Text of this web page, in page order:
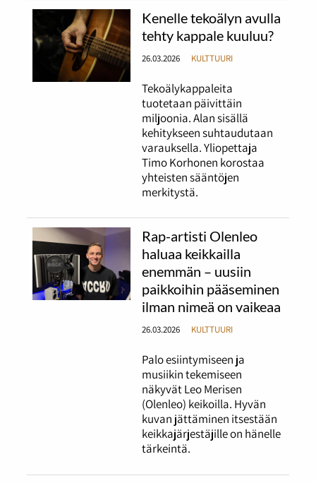
Kenelle tekoälyn avulla
tehty kappale kuuluu?
26.03.2026 KULTTUURI
Tekoälykappaleita
tuotetaan päivittäin
miljoonia. Alan sisällä
kehitykseen suhtaudutaan
varauksella. Yliopettaja
Timo Korhonen korostaa
yhteisten sääntöjen
merkitystä.
Rap-artisti Olenleo
haluaa keikkailla
enemmän – uusiin
paikkoihin pääseminen
ilman nimeä on vaikeaa
26.03.2026 KULTTUURI
Palo esiintymiseen ja
musiikin tekemiseen
näkyvät Leo Merisen
(Olenleo) keikoilla. Hyvän
kuvan jättäminen itsestään
keikkajärjestäjille on hänelle
tärkeintä.